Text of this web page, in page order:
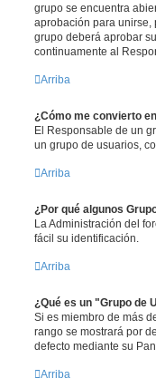
grupo se encuentra
aprobación para unirse,
grupo deberá aprobar
continuamente al
Arriba
¿Cómo me convierto
El Responsable de un
un grupo de usuarios,
Arriba
¿Por qué algunos
La Administración del
fácil su identificación.
Arriba
¿Qué es un "Grupo de
Si es miembro de más
rango se mostrará por
defecto mediante su
Arriba